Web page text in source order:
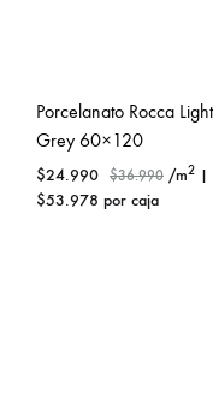
Porcelanato Rocca Light
Grey 60×120
$24.990 $36.990 /m2 |
$53.978 por caja